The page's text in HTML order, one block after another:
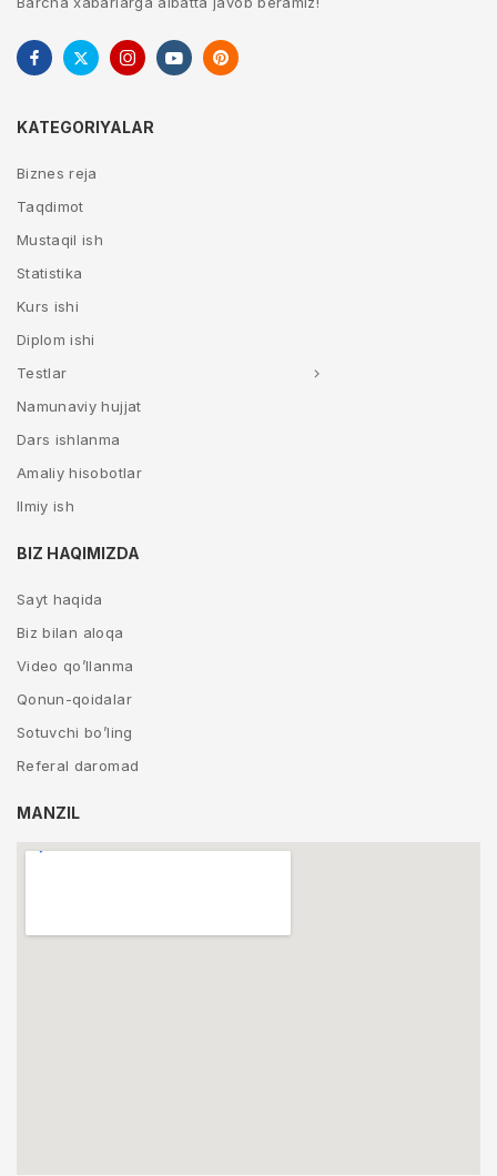
KATEGORIYALAR
Biznes reja
Taqdimot
Mustaqil ish
Statistika
Kurs ishi
Diplom ishi
Testlar
Namunaviy hujjat
Dars ishlanma
Amaliy hisobotlar
Ilmiy ish
BIZ HAQIMIZDA
Sayt haqida
Biz bilan aloqa
Video qo’llanma
Qonun-qoidalar
Sotuvchi bo’ling
Referal daromad
MANZIL